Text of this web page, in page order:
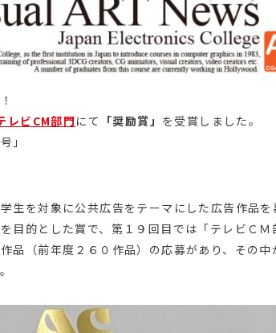
ビCM部門 にて 「奨励賞」 を受賞しました。
」
生を対象に公共広告をテーマにした広告作品
目的とした賞で、第１９回目では「テレビＣ
品（前年度２６０作品）の応募があり、その